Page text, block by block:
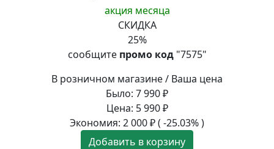
акция месяца
СКИДКА
25%
сообщите промо код"7575"
В розничном магазине / Ваша цена
Было: 7 990₽
Цена: 5 990 ₽
Экономия: 2 000₽( -25.03% )
Добавить в корзину